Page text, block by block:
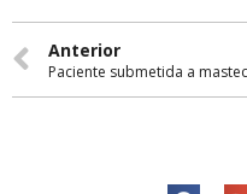
Anterior